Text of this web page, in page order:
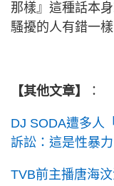
那樣』這種話本
騷擾的人有錯一樣
【其他文章】 ：
DJ SODA遭多人
訴訟：這是性暴力
TVB前主播唐海